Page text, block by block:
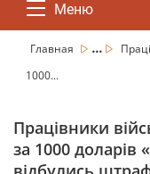
Меню
Главная ...
1000...
Працівники
за 1000 доларів